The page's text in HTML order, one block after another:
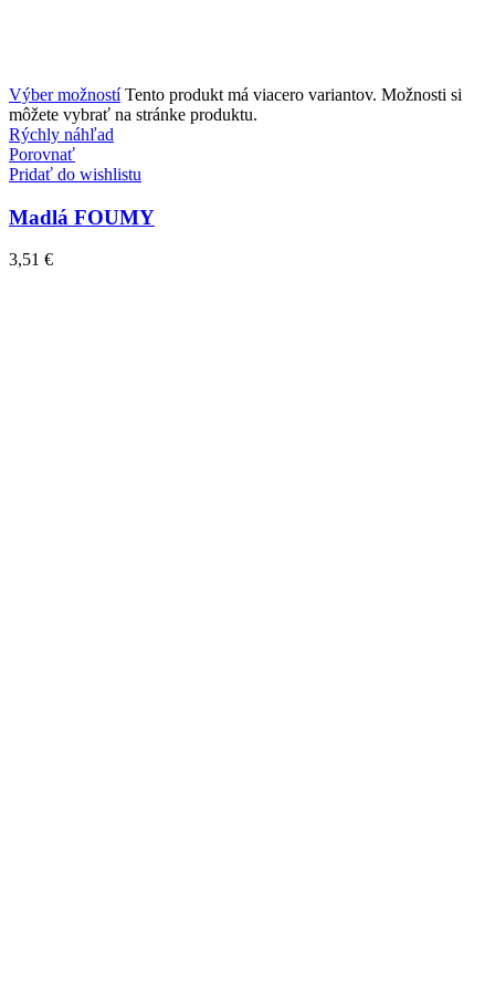
Výber možností Tento produkt má viacero variantov. Možnosti si
môžete vybrať na stránke produktu.
Rýchly náhľad
Porovnať
Pridať do wishlistu
Madlá FOUMY
3,51 €